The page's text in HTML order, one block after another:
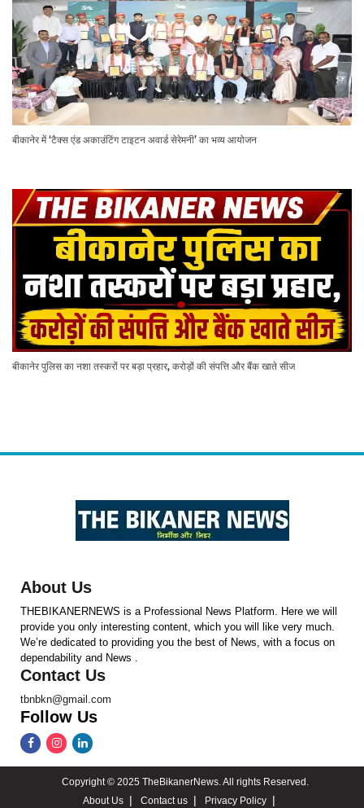
बीकानेर में ‘टैक्स एंड अकाउंटिंग टाइटन अवार्ड सेरेमनी’ का भव्य आयोजन
बीकानेर पुलिस का नशा तस्करों पर बड़ा प्रहार, करोड़ों की संपत्ति और बैंक खाते सीज
About Us
THEBIKANERNEWS is a Professional News Platform. Here we will
provide you only interesting content, which you will like very much.
We’re dedicated to providing you the best of News, with a focus on
dependability and News .
Contact Us
tbnbkn@gmail.com
Follow Us
Copyright © 2025 TheBikanerNews. All rights Reserved.
About Us
Contact us
Privacy Policy